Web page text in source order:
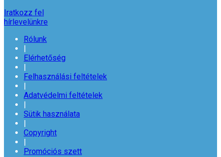
Iratkozz fel
hírlevelünkre
Rólunk
Elérhetőség
Felhasználási feltételek
Adatvédelmi feltételek
Sütik használata
Copyright
Promóciós szett